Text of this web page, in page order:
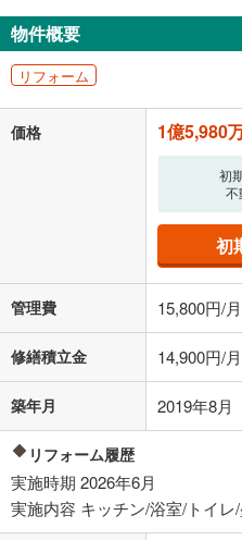
ボーナス払いの限度額は金
閉じる
月々の返済額
ローン返済額
上、ご自身での入力をお願いいた
る値は、実際の金融機関等におけ
の金融機関等における貸出金利
済方法「元利均等返済」にて算出
適用した場合の計算結果を表示し
す。
条件によってお借り入れができな
不動産会社に購
物件概要
リフォーム
価格 1億5,980
初
不
初
管理費 15,800円/月
修繕積立金 14,900円/月
築年月 2019年8月
リフォーム履歴
実施時期 2026年6月
実施内容 キッチン/浴室/トイレ